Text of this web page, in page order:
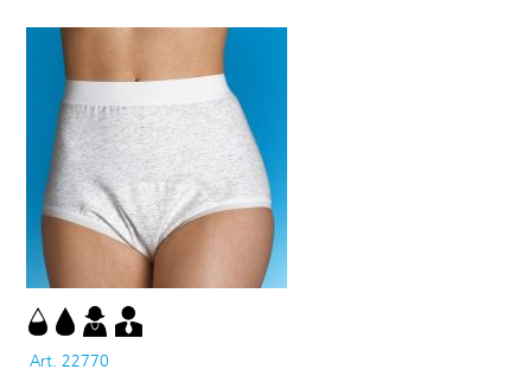
Art. 22770